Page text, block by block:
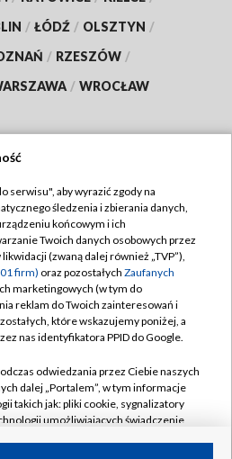
/ ŁÓDŹ / OLSZTYN /
/ RZESZÓW /
/ WROCŁAW
TVP
TVP
prywatności
Moje zgody
Pomoc
Kontakt
Kanały
serwisu", aby wyrazić zgody na
śledzenia i zbierania danych,
końcowym i ich
Twoich danych osobowych przez
(zwaną dalej również „TVP”),
firm) oraz pozostałych Zaufanych
marketingowych (w tym do
reklam do Twoich zainteresowań i
które wskazujemy poniżej, a
nas identyfikatora PPID do Google.
odwiedzania przez Ciebie naszych
dalej „Portalem”, w tym informacje
takich jak: pliki cookie, sygnalizatory
umożliwiających świadczenie